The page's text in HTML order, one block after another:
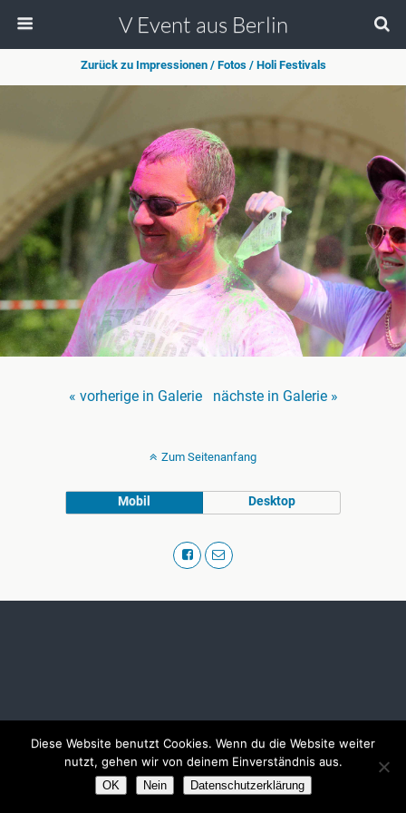
V Event aus Berlin
Zurück zu Impressionen / Fotos / Holi Festivals
« vorherige in Galerie nächste in Galerie »
Zum Seitenanfang
Mobil Desktop
Diese Website benutzt Cookies. Wenn du die Website weiter
nutzt, gehen wir von deinem Einverständnis aus.
OK Nein Datenschutzerklärung